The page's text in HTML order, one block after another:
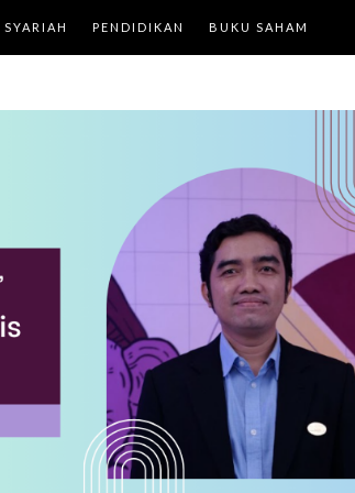
PENDIDIKAN BUKU SAHAM